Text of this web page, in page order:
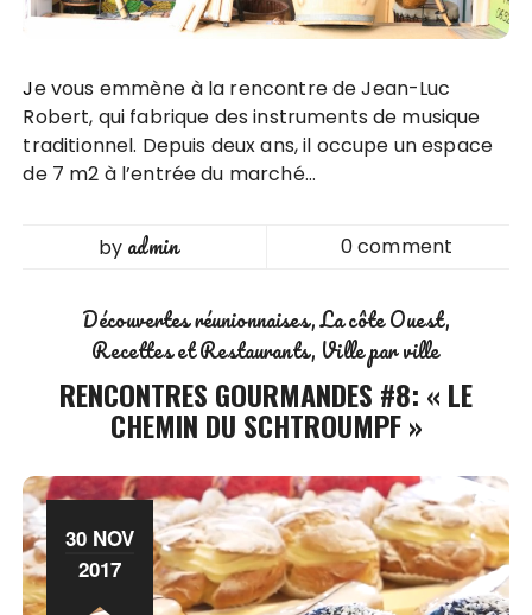
Je vous emmène à la rencontre de Jean-Luc
Robert, qui fabrique des instruments de musique
traditionnel. Depuis deux ans, il occupe un espace
de 7 m2 à l’entrée du marché…
by admin 0 comment
Découvertes réunionnaises La côte Ouest
Recettes et Restaurants Ville par ville
RENCONTRES GOURMANDES #8: « LE
CHEMIN DU SCHTROUMPF »
30 NOV
2017